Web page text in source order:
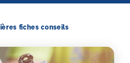
fiches conseils